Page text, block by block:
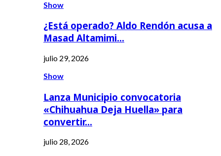
Show
¿Está operado? Aldo Rendón acusa a
Masad Altamimi…
julio 29, 2026
Show
Lanza Municipio convocatoria
«Chihuahua Deja Huella» para
convertir…
julio 28, 2026